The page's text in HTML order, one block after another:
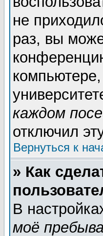
не
раз, вы
каждом
отключил
Вернуться к
» Как
В
моё